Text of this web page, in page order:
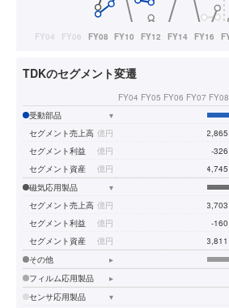
TDKのセグメント変遷
FY04 FY05 FY06 FY07 FY08
受動部品
▾
セグメント売上高 億円 2,865
セグメント利益
億円 -326
セグメント資産
億円 4,745
磁気応用製品
▾
セグメント売上高 億円 3,703
セグメント利益
億円 -160
セグメント資産
億円 3,811
その他
▸
フィルム応用製品
▸
センサ応用製品
▾